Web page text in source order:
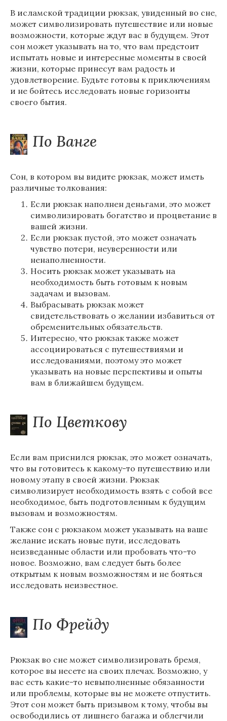
В исламской традиции рюкзак, увиденный во сне,
может символизировать путешествие или новые
возможности, которые ждут вас в будущем. Этот
сон может указывать на то, что вам предстоит
испытать новые и интересные моменты в своей
жизни, которые принесут вам радость и
удовлетворение. Будьте готовы к приключениям
и не бойтесь исследовать новые горизонты
своего бытия.
По Ванге
Сон, в котором вы видите рюкзак, может иметь
различные толкования:
Если рюкзак наполнен деньгами, это может
символизировать богатство и процветание в
вашей жизни.
Если рюкзак пустой, это может означать
чувство потери, неуверенности или
ненаполненности.
Носить рюкзак может указывать на
необходимость быть готовым к новым
задачам и вызовам.
Выбрасывать рюкзак может
свидетельствовать о желании избавиться от
обременительных обязательств.
Интересно, что рюкзак также может
ассоциироваться с путешествиями и
исследованиями, поэтому это может
указывать на новые перспективы и опыты
вам в ближайшем будущем.
По Цветкову
Если вам приснился рюкзак, это может означать,
что вы готовитесь к какому-то путешествию или
новому этапу в своей жизни. Рюкзак
символизирует необходимость взять с собой все
необходимое, быть подготовленным к будущим
вызовам и возможностям.
Также сон с рюкзаком может указывать на ваше
желание искать новые пути, исследовать
неизведанные области или пробовать что-то
новое. Возможно, вам следует быть более
открытым к новым возможностям и не бояться
исследовать неизвестное.
По Фрейду
Рюкзак во сне может символизировать бремя,
которое вы несете на своих плечах. Возможно, у
вас есть какие-то невыполненные обязанности
или проблемы, которые вы не можете отпустить.
Этот сон может быть призывом к тому, чтобы вы
освободились от лишнего багажа и облегчили